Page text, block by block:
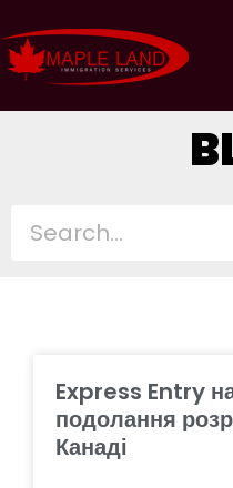
Express Entry на
подолання
Канаді